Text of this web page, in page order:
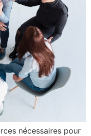
nécessaires pour